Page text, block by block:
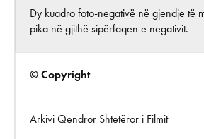
Dy kuadro foto-negativë në gjendje të
pika në gjithë sipërfaqen e negativit.
© Copyright
Arkivi Qendror Shtetëror i Filmit